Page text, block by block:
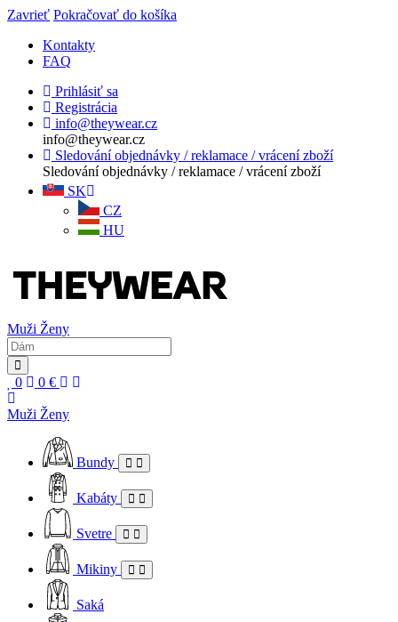
Zavrieť Pokračovať do košíka
Kontakty
FAQ
Prihlásiť sa
Registrácia
info@theywear.cz
info@theywear.cz
Sledování objednávky / reklamace / vrácení zboží
Sledování objednávky / reklamace / vrácení zboží
SK
CZ
HU
Muži Ženy
0 0 €
Muži Ženy
Bundy
Kabáty
Svetre
Mikiny
Saká